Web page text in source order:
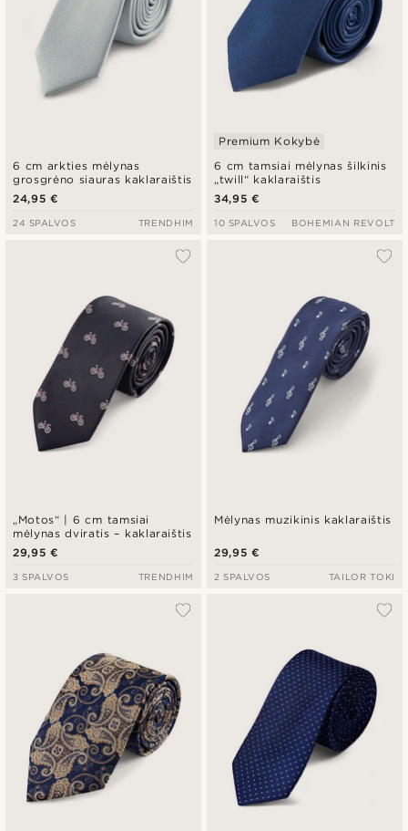
6 cm arkties mėlynas
grosgrėno siauras kaklaraištis
24,95 €
24 SPALVOS TRENDHIM
6 cm tamsiai mėlynas šilkinis
„twill“ kaklaraištis
Premium Kokybė
34,95 €
10 SPALVOS BOHEMIAN REVOLT
„Motos“ | 6 cm tamsiai
mėlynas dviratis – kaklaraištis
29,95 €
3 SPALVOS TRENDHIM
Mėlynas muzikinis kaklaraištis
29,95 €
2 SPALVOS TAILOR TOKI